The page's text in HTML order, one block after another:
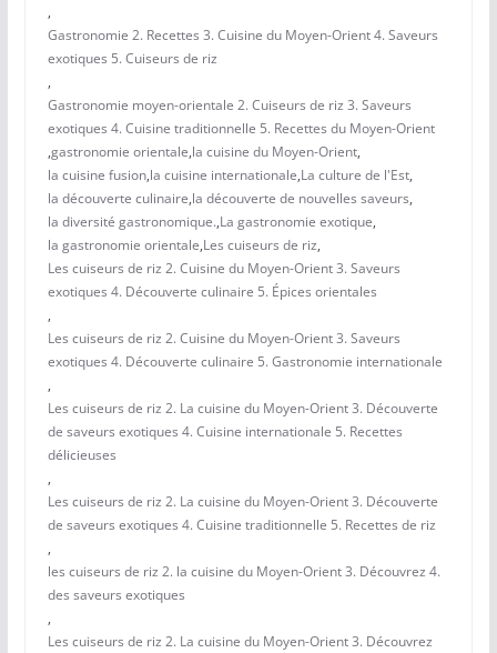
,
Gastronomie 2. Recettes 3. Cuisine du Moyen-Orient 4. Saveurs
exotiques 5. Cuiseurs de riz
,
Gastronomie moyen-orientale 2. Cuiseurs de riz 3. Saveurs
exotiques 4. Cuisine traditionnelle 5. Recettes du Moyen-Orient
,gastronomie orientale,la cuisine du Moyen-Orient,
la cuisine fusion,la cuisine internationale,La culture de l'Est,
la découverte culinaire,la découverte de nouvelles saveurs,
la diversité gastronomique.,La gastronomie exotique,
la gastronomie orientale,Les cuiseurs de riz,
Les cuiseurs de riz 2. Cuisine du Moyen-Orient 3. Saveurs
exotiques 4. Découverte culinaire 5. Épices orientales
,
Les cuiseurs de riz 2. Cuisine du Moyen-Orient 3. Saveurs
exotiques 4. Découverte culinaire 5. Gastronomie internationale
,
Les cuiseurs de riz 2. La cuisine du Moyen-Orient 3. Découverte
de saveurs exotiques 4. Cuisine internationale 5. Recettes
délicieuses
,
Les cuiseurs de riz 2. La cuisine du Moyen-Orient 3. Découverte
de saveurs exotiques 4. Cuisine traditionnelle 5. Recettes de riz
,
les cuiseurs de riz 2. la cuisine du Moyen-Orient 3. Découvrez 4.
des saveurs exotiques
,
Les cuiseurs de riz 2. La cuisine du Moyen-Orient 3. Découvrez